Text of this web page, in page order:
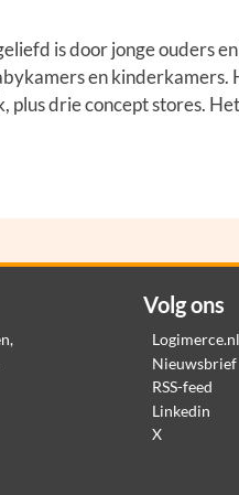
is door jonge ouders
en
drie concept stores.
Volg ons
Logimerce.nl
Nieuwsbrief
RSS-feed
Linkedin
X